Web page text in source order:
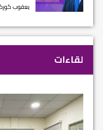
يعقوب
لقاءات